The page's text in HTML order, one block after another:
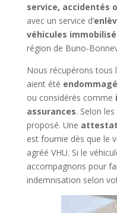
service, accidentés
avec un service d’
véhicules
région de Buno-
Nous récupérons tous
aient été
ou considérés comme
assurances. Selon
proposé. Une
est fournie dès que le
agréé VHU. Si le
accompagnons pour
indemnisation selon